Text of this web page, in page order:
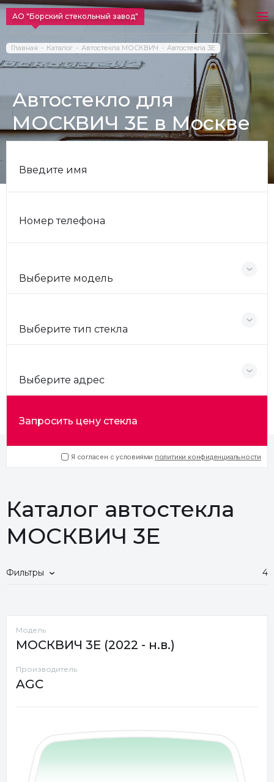
АО "Борский стекольный завод"
Главная Каталог Автостекла МОСКВИЧ Автостекла 3E
Автостекло для
МОСКВИЧ 3E в Москве
Введите имя
Номер телефона
Выберите модель
Выберите тип стекла
Выберите адрес
Запросить цену стекла
Я согласен с условиями политики конфиденциальности
Каталог автостекла
МОСКВИЧ 3E
Фильтры 4
Модель
МОСКВИЧ 3E (2022 - н.в.)
Производитель
AGC